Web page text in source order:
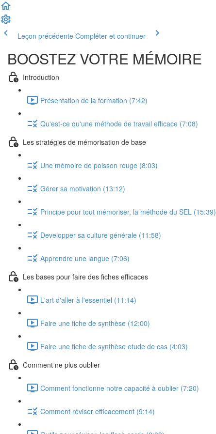
Leçon précédente Compléter et continuer
BOOSTEZ VOTRE MÉMOIRE
Introduction
Présentation de la formation (7:42)
Qu'est-ce qu'une méthode de travail efficace (7:08)
Les stratégies de mémorisation de base
Une mémoire de poisson rouge (8:03)
Gérer sa motivation (13:12)
Principe pour tout mémoriser, la méthode du SEL (15:39)
Developper sa culture générale (11:58)
Apprendre une langue (7:06)
Les bases pour faire des fiches efficaces
L'art d'aller à l'essentiel (11:14)
Faire une fiche de synthèse (12:00)
Faire une fiche de synthèse etude de cas (4:03)
Comment ne plus oublier
Comment fonctionne notre capacité à oublier (7:20)
Comment réviser efficacement (9:14)